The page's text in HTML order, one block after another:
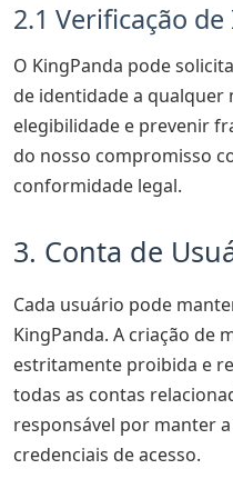
2.1 Verificação
O KingPanda pode
de identidade a
elegibilidade e prevenir
do nosso compromisso
conformidade legal.
3. Conta de
Cada usuário pode
KingPanda. A criação de
estritamente proibida e
todas as contas
responsável por manter
credenciais de acesso.